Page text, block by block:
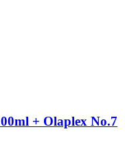
+ Olaplex No.7